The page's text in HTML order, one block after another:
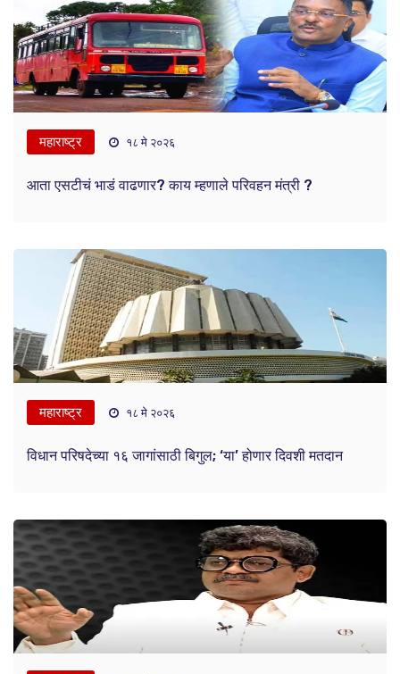
महाराष्ट्र १८ मे २०२६
आता एसटीचं भाडं वाढणार? काय म्हणाले परिवहन मंत्री ?
महाराष्ट्र १८ मे २०२६
विधान परिषदेच्या १६ जागांसाठी बिगुल; ‘या’ होणार दिवशी मतदान